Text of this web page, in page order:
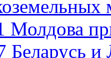
Молдова
Беларусь